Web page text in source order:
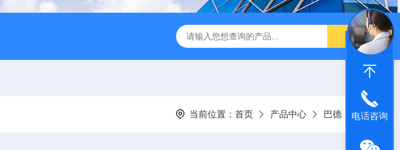
国保赫曼 德湿舒 水凝胶伤口敷料 5x7.5cm Lumis 150 VPAP STResmed 瑞思迈 呼吸机
当前位置： 首页 产品中心 巴德 电话咨询